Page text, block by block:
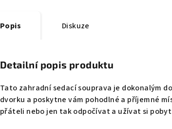
Popis Diskuze
Detailní popis produktu
Tato zahradní sedací souprava je dokonalým
dvorku a poskytne vám pohodlné a příjemné
přáteli nebo jen tak odpočívat a užívat si